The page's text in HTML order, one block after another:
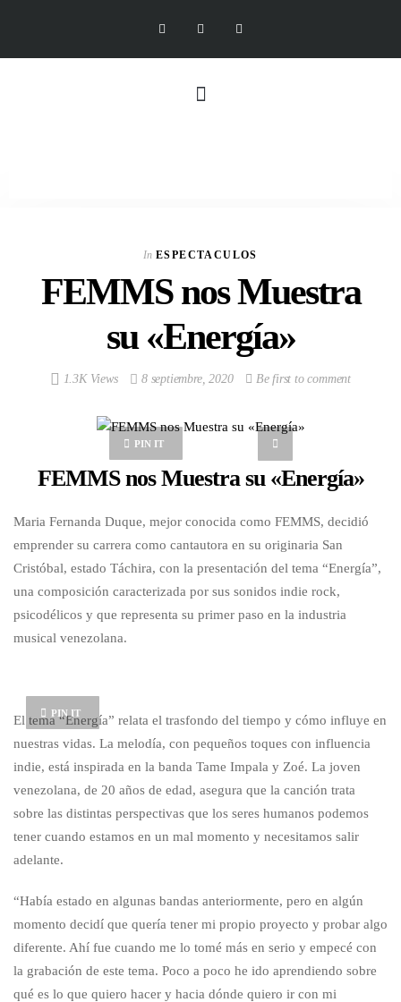
In ESPECTACULOS
FEMMS nos Muestra
su «Energía»
1.3K Views 8 septiembre, 2020 Be first to comment
PIN IT
FEMMS nos Muestra su «Energía»
Maria Fernanda Duque, mejor conocida como FEMMS, decidió
emprender su carrera como cantautora en su originaria San
Cristóbal, estado Táchira, con la presentación del tema “Energía”,
una composición caracterizada por sus sonidos indie rock,
psicodélicos y que representa su primer paso en la industria
musical venezolana.
PIN IT
El tema “Energía” relata el trasfondo del tiempo y cómo influye en
nuestras vidas. La melodía, con pequeños toques con influencia
indie, está inspirada en la banda Tame Impala y Zoé. La joven
venezolana, de 20 años de edad, asegura que la canción trata
sobre las distintas perspectivas que los seres humanos podemos
tener cuando estamos en un mal momento y necesitamos salir
adelante.
“Había estado en algunas bandas anteriormente, pero en algún
momento decidí que quería tener mi propio proyecto y probar algo
diferente. Ahí fue cuando me lo tomé más en serio y empecé con
la grabación de este tema. Poco a poco he ido aprendiendo sobre
qué es lo que quiero hacer y hacia dónde quiero ir con mi